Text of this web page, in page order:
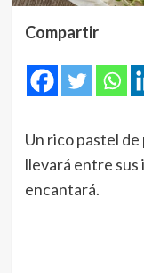
Compartir
Un rico pastel
llevará entre
encantará.